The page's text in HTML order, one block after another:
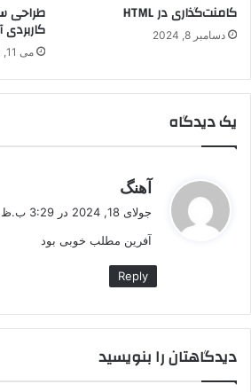
کامنت‌گذاری در HTML
دسامبر 8, 2024
طراحی
کاربردی
می 11, 2024
یک دیدگاه
آهنگ
:
جولای 18, 2024 در 3:29 ب.ظ
آفرین مطلب خوبی بود
Reply
دیدگاهتان را بنویسید